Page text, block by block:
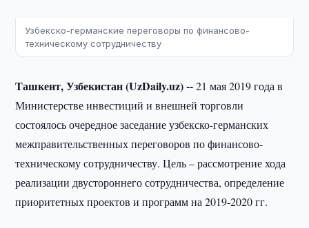
Узбекско-германские переговоры по финансово-
техническому сотрудничеству
Ташкент, Узбекистан (UzDaily.uz) --21 мая 2019 года в
Министерстве инвестиций и внешней торговли
состоялось очередное заседание узбекско-германских
межправительственных переговоров по финансово-
техническому сотрудничеству. Цель – рассмотрение хода
реализации двустороннего сотрудничества, определение
приоритетных проектов и программ на 2019-2020 гг.